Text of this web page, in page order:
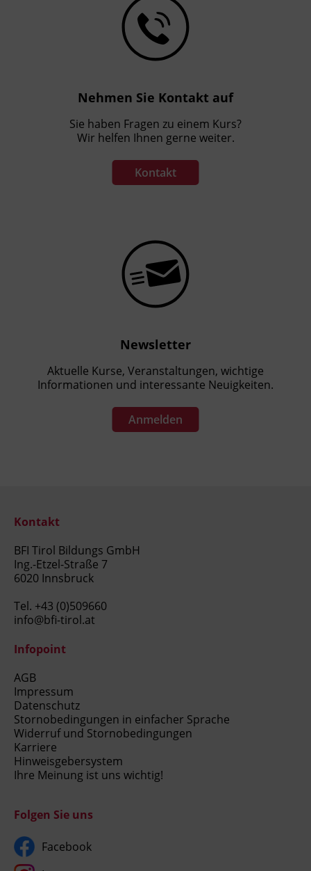
Nehmen Sie Kontakt auf
Sie haben Fragen zu einem Kurs?
Wir helfen Ihnen gerne weiter.
Kontakt
Newsletter
Aktuelle Kurse, Veranstaltungen, wichtige
Informationen und interessante Neuigkeiten.
Anmelden
Kontakt
BFI Tirol Bildungs GmbH
Ing.-Etzel-Straße 7
6020 Innsbruck
Tel. +43 (0)509660
info@bfi-tirol.at
Infopoint
AGB
Impressum
Datenschutz
Stornobedingungen in einfacher Sprache
Widerruf und Stornobedingungen
Karriere
Hinweisgebersystem
Ihre Meinung ist uns wichtig!
Folgen Sie uns
Facebook